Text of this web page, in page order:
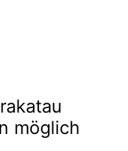
möglich